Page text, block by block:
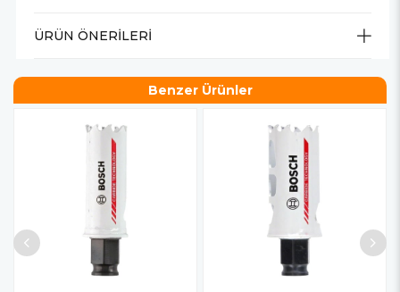
ÜRÜN ÖNERILERI
Benzer Ürünler